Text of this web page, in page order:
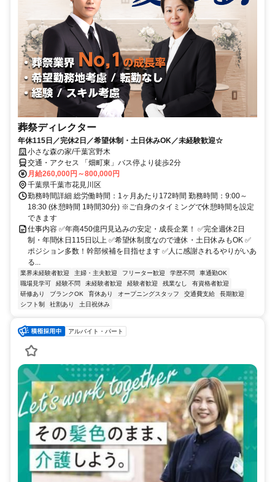
葬祭ディレクター
年休115日／完休2日／希望休制・土日休みOK／未経験歓迎☆
小さな森の家/千葉宮野木
交通・アクセス 「畑町東」バス停より徒歩2分
月給260,000円～800,000円
千葉県千葉市花見川区
勤務時間詳細 総労働時間：1ヶ月あたり172時間 勤務時間：9:00～
18:30 (休憩時間 1時間30分) ※ご自身のタイミングで休憩時間を設定
できます
仕事内容 ✅年商450億円見込みの安定・成長企業！ ✅完全週休2日
制・年間休日115日以上 ✅希望休制度なので連休・土日休みもOK ✅
ポジション多数！幹部候補を目指せます ✅人に感謝されるやりがいあ
る...
業界未経験者歓迎 主婦・主夫歓迎 フリーター歓迎 学歴不問
車通勤OK
職場見学可
経験不問 未経験者歓迎 経験者歓迎 残業なし
有資格者歓迎
研修あり
ブランクOK 育休あり オープニングスタッフ 交通費支給
長期歓迎
シフト制
社割あり 土日祝休み
アルバイト・パート